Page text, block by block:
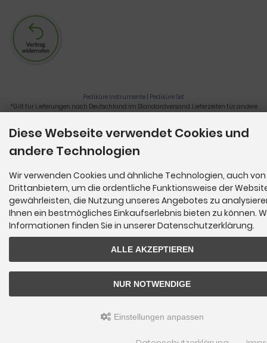
Pediküre Instrumente | Pediküre Set
*Gilt für Lieferungen nach Deutschland im Standardversand. Lieferzeiten für andere
Nagelzange, Podologie, Pediküre, Fußpflegegeräte, Nagelfräser © 2026
Diese Webseite verwendet Cookies und
andere Technologien
Wir verwenden Cookies und ähnliche Technologien, auch von
Drittanbietern, um die ordentliche Funktionsweise der
gewährleisten, die Nutzung unseres Angebotes zu
Ihnen ein bestmögliches Einkaufserlebnis bieten zu können.
Informationen finden Sie in unserer Datenschutzerklärung.
ALLE AKZEPTIEREN
NUR NOTWENDIGE
Einstellungen anpassen